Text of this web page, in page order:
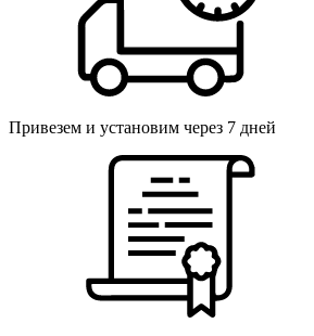
Привезем и установим через 7 дней